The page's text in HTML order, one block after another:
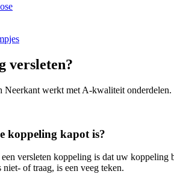
versleten?
werkt met A-kwaliteit onderdelen.
koppeling kapot is?
versleten koppeling is dat uw
of traag, is een veeg teken.